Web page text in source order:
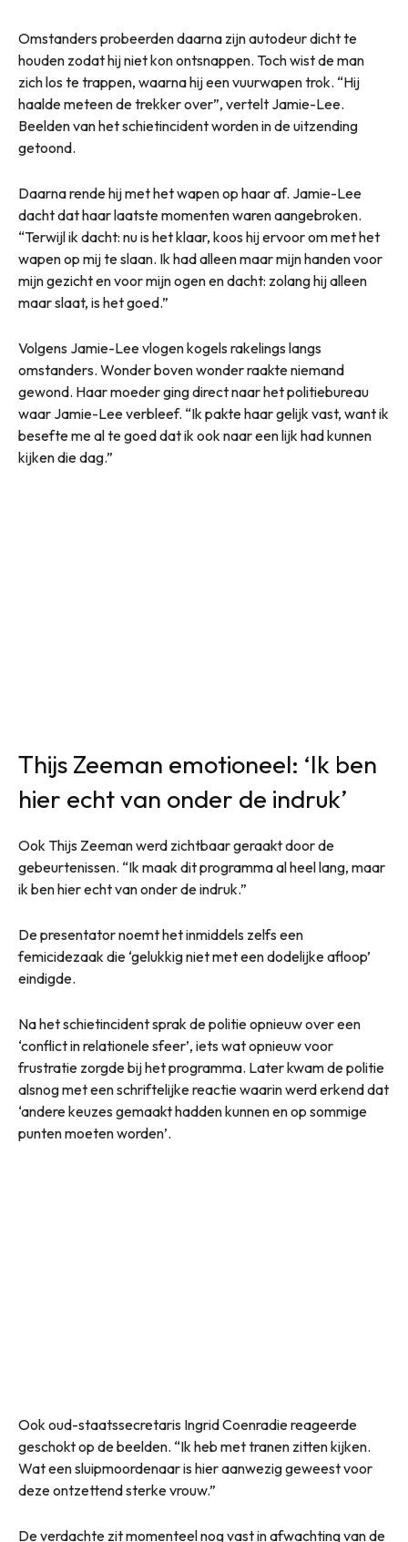
Omstanders probeerden daarna zijn autodeur dicht te
houden zodat hij niet kon ontsnappen. Toch wist de man
zich los te trappen, waarna hij een vuurwapen trok. “Hij
haalde meteen de trekker over”, vertelt Jamie-Lee.
Beelden van het schietincident worden in de uitzending
getoond.
Daarna rende hij met het wapen op haar af. Jamie-Lee
dacht dat haar laatste momenten waren aangebroken.
“Terwijl ik dacht: nu is het klaar, koos hij ervoor om met het
wapen op mij te slaan. Ik had alleen maar mijn handen voor
mijn gezicht en voor mijn ogen en dacht: zolang hij alleen
maar slaat, is het goed.”
Volgens Jamie-Lee vlogen kogels rakelings langs
omstanders. Wonder boven wonder raakte niemand
gewond. Haar moeder ging direct naar het politiebureau
waar Jamie-Lee verbleef. “Ik pakte haar gelijk vast, want ik
besefte me al te goed dat ik ook naar een lijk had kunnen
kijken die dag.”
Thijs Zeeman emotioneel: ‘Ik ben
hier echt van onder de indruk’
Ook Thijs Zeeman werd zichtbaar geraakt door de
gebeurtenissen. “Ik maak dit programma al heel lang, maar
ik ben hier echt van onder de indruk.”
De presentator noemt het inmiddels zelfs een
femicidezaak die ‘gelukkig niet met een dodelijke afloop’
eindigde.
Na het schietincident sprak de politie opnieuw over een
‘conflict in relationele sfeer’, iets wat opnieuw voor
frustratie zorgde bij het programma. Later kwam de politie
alsnog met een schriftelijke reactie waarin werd erkend dat
‘andere keuzes gemaakt hadden kunnen en op sommige
punten moeten worden’.
Ook oud-staatssecretaris Ingrid Coenradie reageerde
geschokt op de beelden. “Ik heb met tranen zitten kijken.
Wat een sluipmoordenaar is hier aanwezig geweest voor
deze ontzettend sterke vrouw.”
De verdachte zit momenteel nog vast in afwachting van de